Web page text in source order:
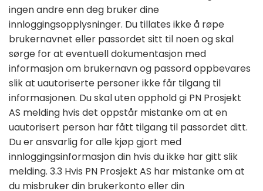
ingen andre enn deg bruker dine
innloggingsopplysninger. Du tillates ikke å røpe
brukernavnet eller passordet sitt til noen og skal
sørge for at eventuell dokumentasjon med
informasjon om brukernavn og passord oppbevares
slik at uautoriserte personer ikke får tilgang til
informasjonen. Du skal uten opphold gi PN Prosjekt
AS melding hvis det oppstår mistanke om at en
uautorisert person har fått tilgang til passordet ditt.
Du er ansvarlig for alle kjøp gjort med
innloggingsinformasjon din hvis du ikke har gitt slik
melding. 3.3 Hvis PN Prosjekt AS har mistanke om at
du misbruker din brukerkonto eller din